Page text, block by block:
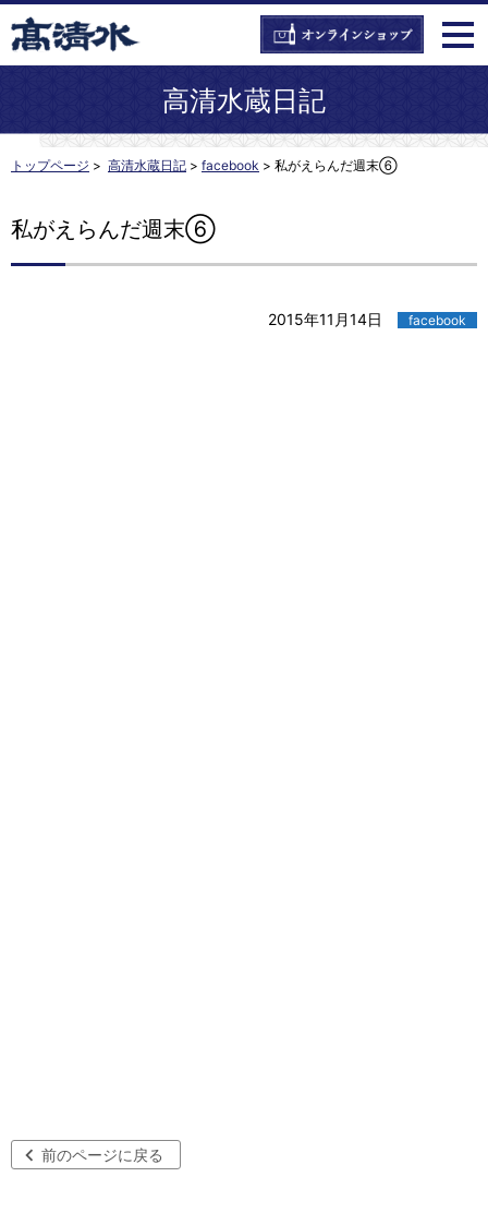
高清水蔵日記
トップページ > 高清水蔵日記 > facebook > 私がえらんだ週末⑥
私がえらんだ週末⑥
2015年11月14日 facebook
前のページに戻る